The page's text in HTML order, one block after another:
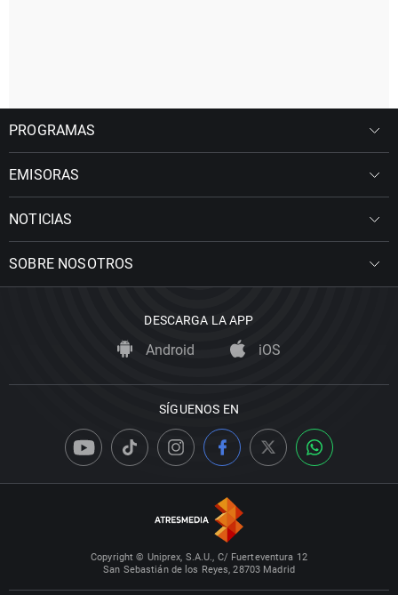
PROGRAMAS
EMISORAS
NOTICIAS
SOBRE NOSOTROS
DESCARGA LA APP
Android iOS
SÍGUENOS EN
Copyright © Uniprex, S.A.U., C/ Fuerteventura 12
San Sebastián de los Reyes, 28703 Madrid